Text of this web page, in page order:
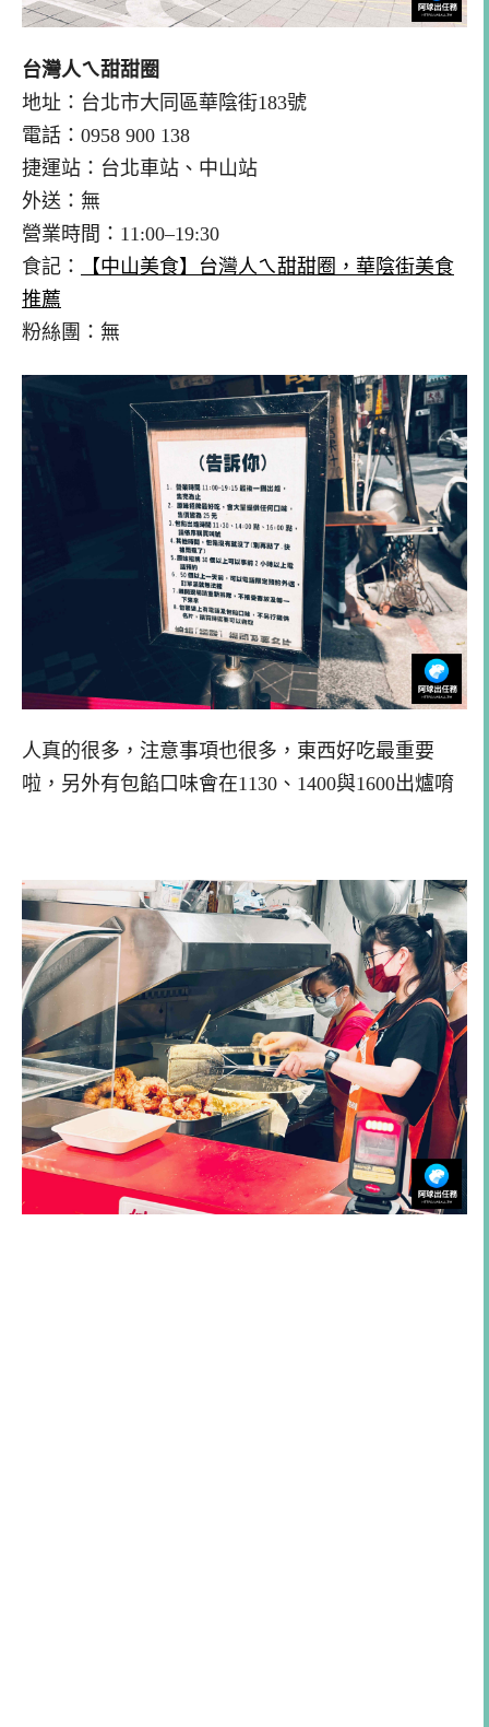
台灣人ㄟ甜甜圈
地址：台北市大同區華陰街183號
電話：0958 900 138
捷運站：台北車站、中山站
外送：無
營業時間：11:00–19:30
食記：
【中山美食】台灣人ㄟ甜甜圈，華陰街美食
推薦
粉絲團：無
人真的很多，注意事項也很多，東西好吃最重要
啦，另外有包餡口味會在1130、1400與1600出爐唷